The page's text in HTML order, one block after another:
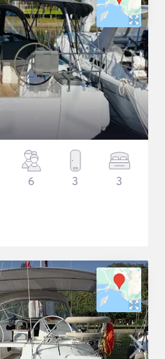
6 3 3